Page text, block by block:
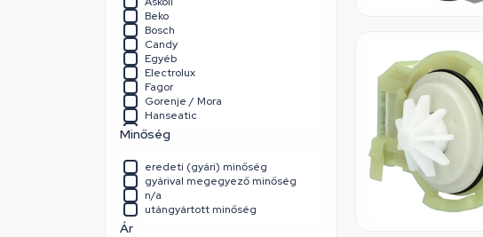
Beko
Bosch
Candy
Egyéb
Electrolux
Fagor
Gorenje / Mora
Hanseatic
Hausmeister
Indesit
Miele
Pelgrim
Plaset
Samsung
Minőség
eredeti (gyári) minőség
gyárival megegyező minőség
n/a
utángyártott minőség
Ár